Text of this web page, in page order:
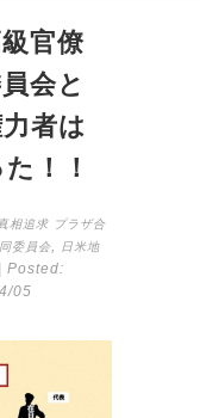
官僚
会と
者は
！！
真相追求
プラザ合
委員会
日米地
| Posted:
05